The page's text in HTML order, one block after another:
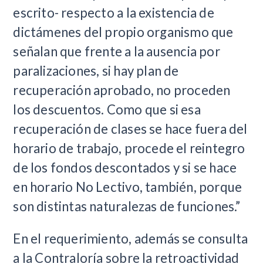
escrito- respecto a la existencia de
dictámenes del propio organismo que
señalan que frente a la ausencia por
paralizaciones, si hay plan de
recuperación aprobado, no proceden
los descuentos. Como que si esa
recuperación de clases se hace fuera del
horario de trabajo, procede el reintegro
de los fondos descontados y si se hace
en horario No Lectivo, también, porque
son distintas naturalezas de funciones.”
En el requerimiento, además se consulta
a la Contraloría sobre la retroactividad